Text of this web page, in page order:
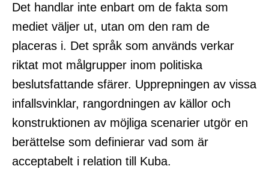
Det handlar inte enbart om de fakta som
mediet väljer ut, utan om den ram de
placeras i. Det språk som används verkar
riktat mot målgrupper inom politiska
beslutsfattande sfärer. Upprepningen av vissa
infallsvinklar, rangordningen av källor och
konstruktionen av möjliga scenarier utgör en
berättelse som definierar vad som är
acceptabelt i relation till Kuba.